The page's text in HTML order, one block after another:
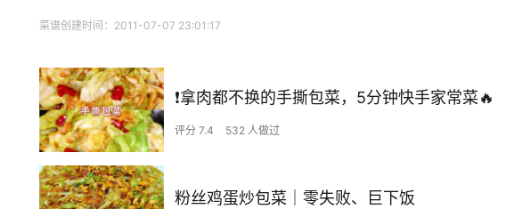
菜谱创建时间：2011-07-07 23:01:17
❗拿肉都不换的手撕包菜，5分钟快手家常菜🔥
评分 7.4 532 人做过
粉丝鸡蛋炒包菜｜零失败、巨下饭